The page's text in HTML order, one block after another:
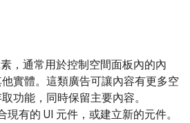
，通常用於控制空間面板內的內
實體。這類廣告可讓內容有更多空
功能，同時保留主要內容。
有的 UI 元件，或建立新的元件。